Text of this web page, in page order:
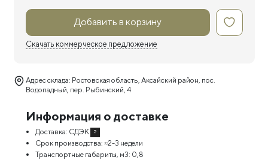
Добавить в корзину
Скачать коммерческое предложение
Адрес склада: Ростовская область, Аксайский район, пос.
Водопадный, пер. Рыбинский, 4
Информация о доставке
Доставка: СДЭК ?
Срок производства: ≈2-3 недели
Транспортные габариты, м3: 0,8